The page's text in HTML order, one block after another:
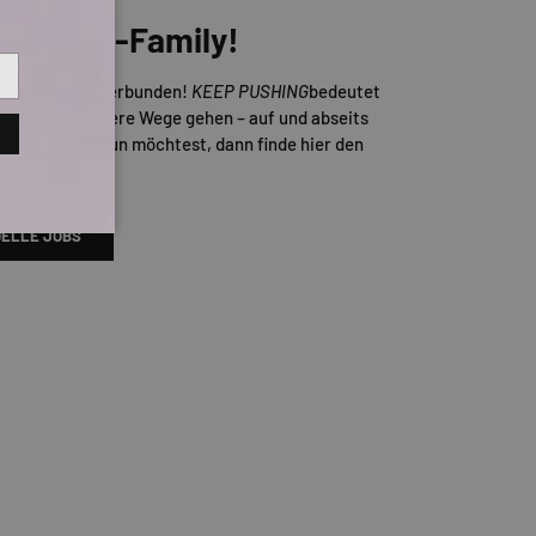
TITUS-Family!
verbunden! KEEP PUSHINGbedeutet
mal andere Wege gehen – auf und abseits
gemeinsam tun möchtest, dann finde hier den
JOBS